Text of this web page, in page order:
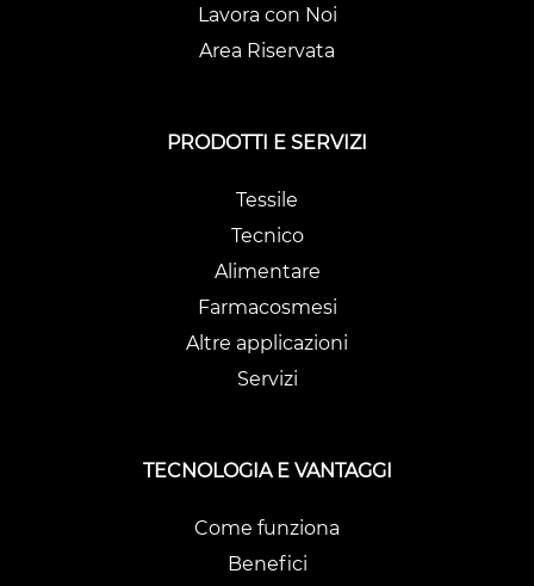
Lavora con Noi
Area Riservata
PRODOTTI E SERVIZI
Tessile
Tecnico
Alimentare
Farmacosmesi
Altre applicazioni
Servizi
TECNOLOGIA E VANTAGGI
Come funziona
Benefici